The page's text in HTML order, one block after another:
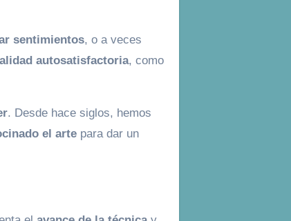
sentimientos, o a veces
autosatisfactoria, como
. Desde hace siglos, hemos
el arte para dar un